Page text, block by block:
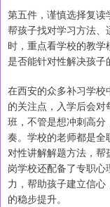
第五件，谨慎选择复
帮孩子找对学习方法
时，重点看学校的教学
是否能针对性解决孩子
在西安的众多补习学
的关注点，入学后会
班，不管是想冲刺高
奏。学校的老师都是
对性讲解解题方法，
岗学校还配备了专职
力，帮助孩子建立信
的稳步提升。